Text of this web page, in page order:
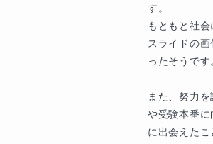
論述・記述
キスト」や
演習を積み
世界史を、
・東京大学　
・京都大学　
・一橋大学　
・早稲田大学
・上智大学　
・学習院大学
・明治大学　
す。
もともと社
スライドの
ったそうです
また、努力
や受験本番
に出会えたこ